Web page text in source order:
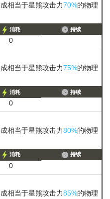
相当于星熊攻击力70%的物理
消耗
0
持续
相当于星熊攻击力75%的物理
消耗
0
持续
相当于星熊攻击力80%的物理
消耗
0
持续
相当于星熊攻击力85%的物理